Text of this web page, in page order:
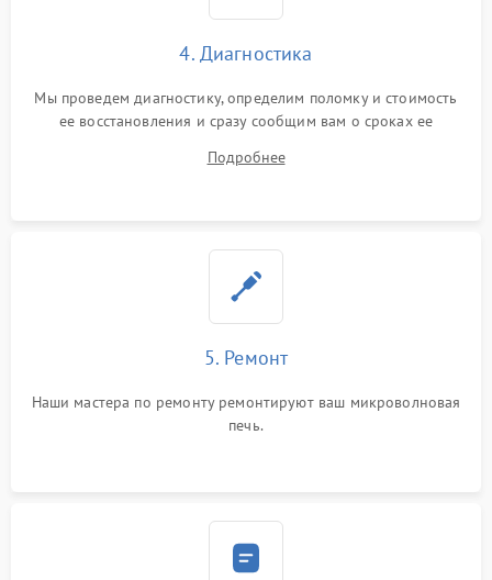
4. Диагностика
Мы проведем диагностику, определим поломку и стоимость
ее восстановления и сразу сообщим вам о сроках ее
Подробнее
5. Ремонт
Наши мастера по ремонту ремонтируют ваш микроволновая
печь.